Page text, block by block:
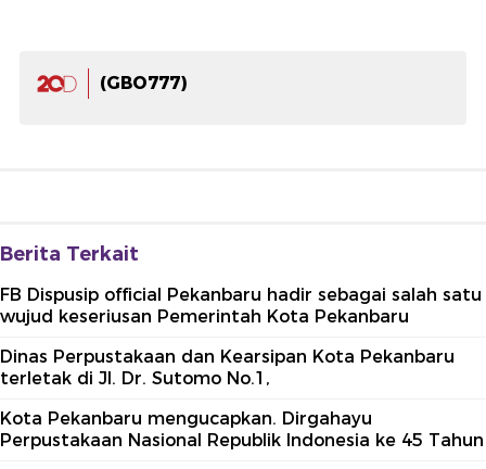
(GBO777)
Berita Terkait
FB Dispusip official Pekanbaru hadir sebagai salah satu
wujud keseriusan Pemerintah Kota Pekanbaru
Dinas Perpustakaan dan Kearsipan Kota Pekanbaru
terletak di Jl. Dr. Sutomo No.1,
Kota Pekanbaru mengucapkan. Dirgahayu
Perpustakaan Nasional Republik Indonesia ke 45 Tahun